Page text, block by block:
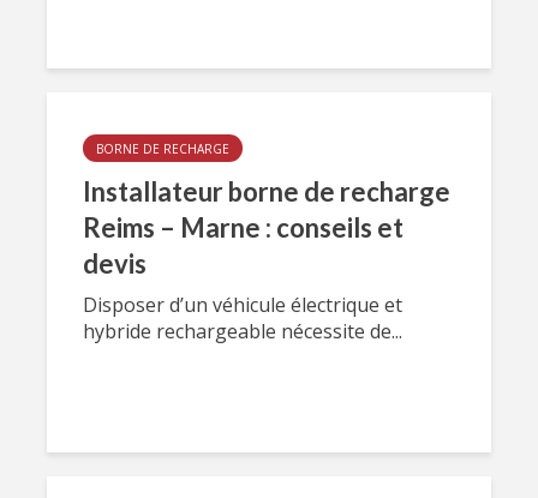
BORNE DE RECHARGE
Installateur borne de recharge
Reims – Marne : conseils et
devis
Disposer d’un véhicule électrique et
hybride rechargeable nécessite de...